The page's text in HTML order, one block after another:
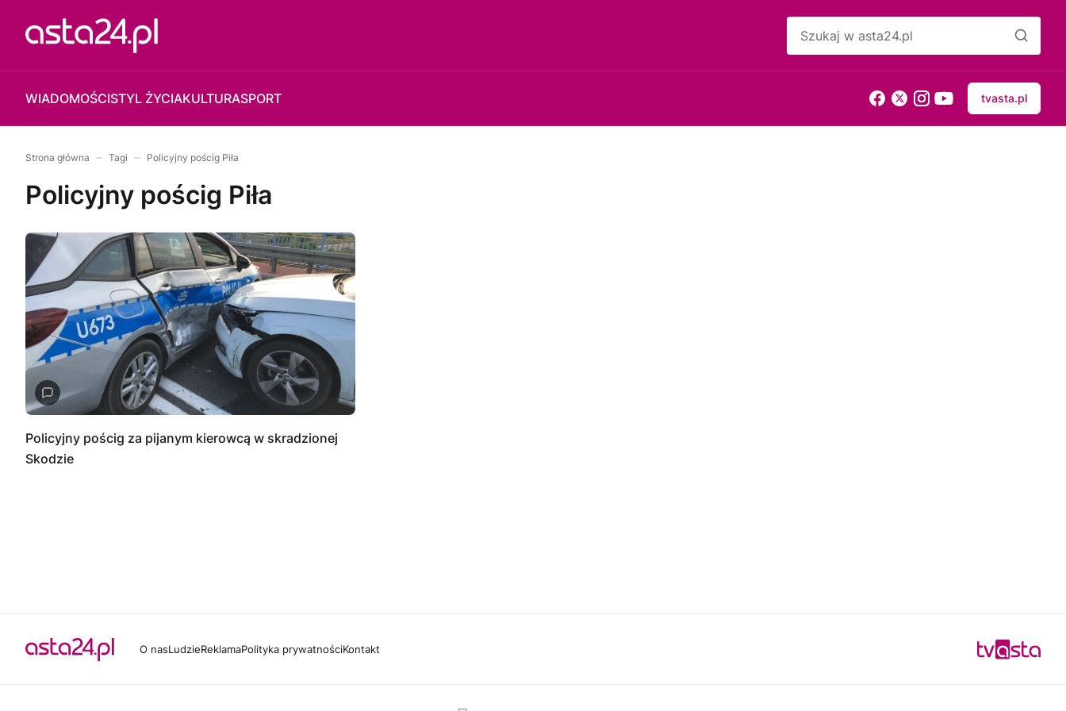
WIADOMOŚCISTYL ŻYCIAKULTURASPORT tvasta.pl
Strona główna Tagi Policyjny pościg Piła
Policyjny pościg Piła
Policyjny pościg za pijanym kierowcą w skradzionej
Skodzie
O nasLudzieReklamaPolityka prywatnościKontakt